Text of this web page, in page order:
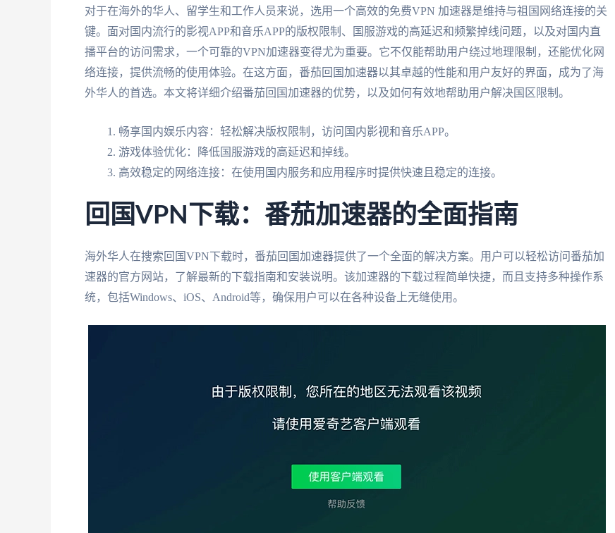
对于在海外的华人、留学生和工作人员来说，选用一个高效的免费VPN 加速器是维持与祖国网络连接的关
键。面对国内流行的影视APP和音乐APP的版权限制、国服游戏的高延迟和频繁掉线问题，以及对国内直
播平台的访问需求，一个可靠的VPN加速器变得尤为重要。它不仅能帮助用户绕过地理限制，还能优化网
络连接，提供流畅的使用体验。在这方面，番茄回国加速器以其卓越的性能和用户友好的界面，成为了海
外华人的首选。本文将详细介绍番茄回国加速器的优势，以及如何有效地帮助用户解决国区限制。
畅享国内娱乐内容：轻松解决版权限制，访问国内影视和音乐APP。
游戏体验优化：降低国服游戏的高延迟和掉线。
高效稳定的网络连接：在使用国内服务和应用程序时提供快速且稳定的连接。
回国VPN下载：番茄加速器的全面指南
海外华人在搜索回国VPN下载时，番茄回国加速器提供了一个全面的解决方案。用户可以轻松访问番茄加
速器的官方网站，了解最新的下载指南和安装说明。该加速器的下载过程简单快捷，而且支持多种操作系
统，包括Windows、iOS、Android等，确保用户可以在各种设备上无缝使用。